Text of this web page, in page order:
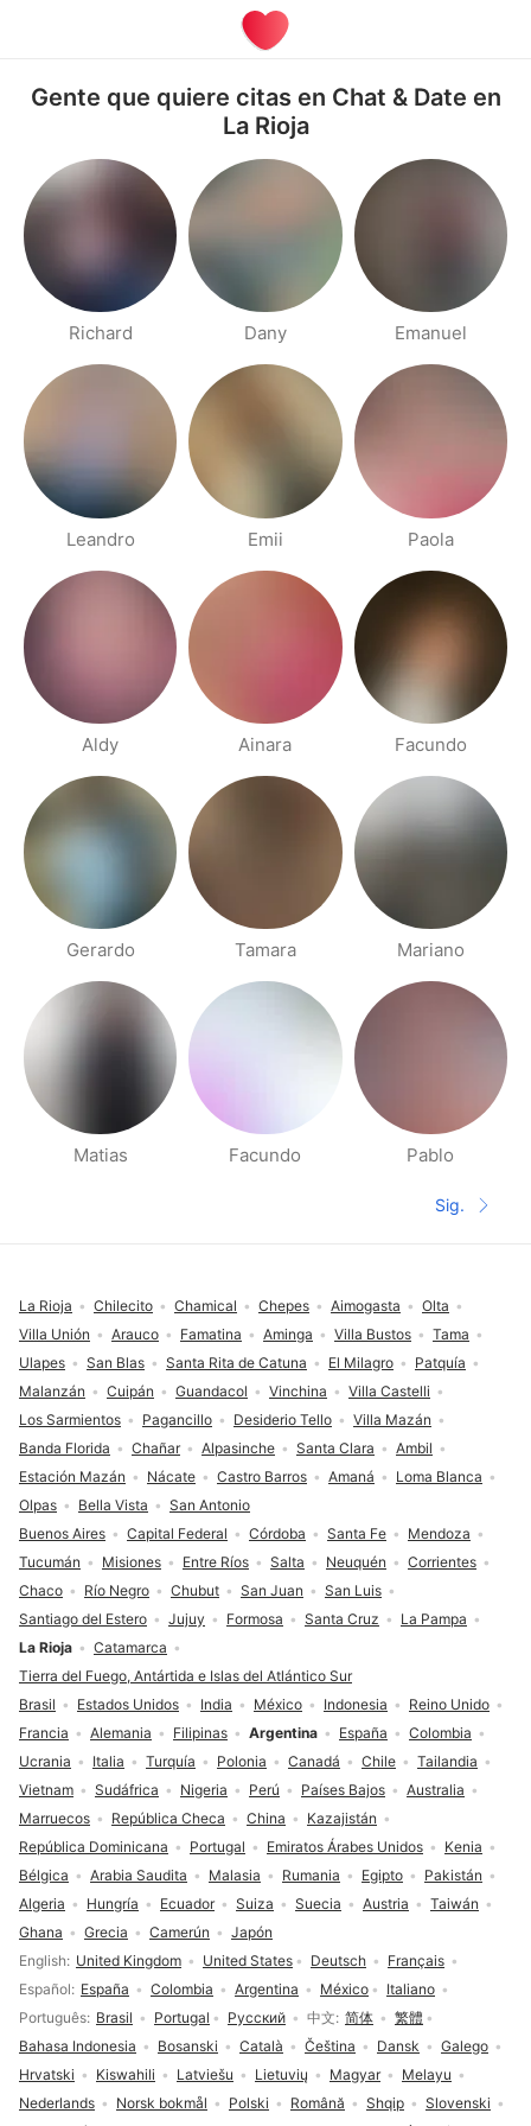
Gente que quiere citas en Chat & Date en
La Rioja
Richard Dany Emanuel
Leandro Emii Paola
Aldy Ainara Facundo
Gerardo Tamara Mariano
Matias Facundo Pablo
Sig.
Selección de idioma
English United Kingdom United States Deutsch
Français
Español
España Colombia Argentina México
Italiano
Português Brasil Portugal Русский 中文 简体
繁體
Bahasa Indonesia
Bosanski Català Čeština Dansk
Galego
Hrvatski
Kiswahili Latviešu Lietuvių Magyar
Melayu
Nederlands
Norsk bokmål Polski Română Shqip
Slovenski
Brasil Estados Unidos India México Indonesia
Reino Unido
Francia
Alemania Filipinas Argentina España
Colombia
Ucrania
Italia Turquía Polonia Canadá Chile
Tailandia
Vietnam
Sudáfrica Nigeria Perú Países Bajos
Australia
Marruecos
República Checa China
Kazajistán
República Dominicana
Portugal Emiratos Árabes Unidos
Kenia
Bélgica
Arabia Saudita Malasia Rumania Egipto
Pakistán
Algeria
Hungría Ecuador Suiza Suecia Austria
Taiwán
Ghana
Grecia Camerún Japón
Buenos Aires Capital Federal Córdoba Santa Fe
Mendoza
Tucumán
Misiones Entre Ríos Salta Neuquén
Corrientes
Chaco
Río Negro Chubut San Juan
San Luis
Santiago del Estero
Jujuy Formosa Santa Cruz
La Pampa
La Rioja
Catamarca
Tierra del Fuego, Antártida e Islas del Atlántico Sur
La Rioja Chilecito Chamical Chepes Aimogasta
Olta
Villa Unión
Arauco Famatina Aminga Villa Bustos
Tama
Ulapes
San Blas Santa Rita de Catuna El Milagro
Patquía
Malanzán
Cuipán Guandacol Vinchina
Villa Castelli
Los Sarmientos
Pagancillo Desiderio Tello
Villa Mazán
Banda Florida
Chañar Alpasinche Santa Clara
Ambil
Estación Mazán
Nácate Castro Barros Amaná
Loma Blanca
Olpas
Bella Vista San Antonio